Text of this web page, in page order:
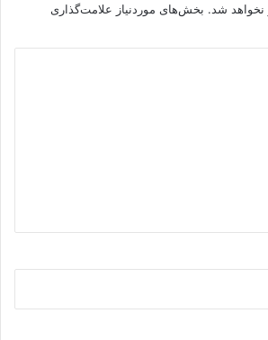
نخواهد شد. بخش‌های موردنیاز علامت‌گذاری